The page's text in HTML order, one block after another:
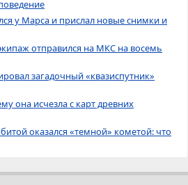
у Марса и прислал новые снимки и
отправился на МКС на восемь
загадочный «квазиспутник»
она исчезла с карт древних
оказался «темной» кометой: что